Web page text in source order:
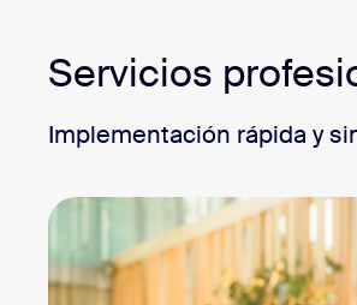
Servicios
Implementación rápida y